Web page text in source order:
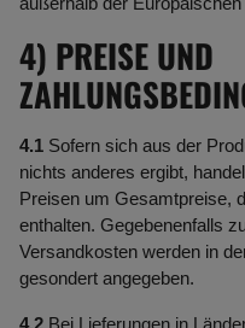
4) PREISE UND
4.1 Sofern sich aus der
nichts anderes ergibt,
Preisen um Gesamtpreise,
enthalten. Gegebenenfalls
Versandkosten werden in
gesondert angegeben.
4.2 Bei Lieferungen in